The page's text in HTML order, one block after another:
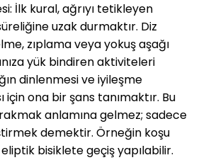
İlk kural, ağrıyı tetikleyen
uzak durmaktır. Diz
zıplama veya yokuş aşağı
yük bindiren aktiviteleri
dinlenmesi ve iyileşme
için ona bir şans tanımaktır. Bu
anlamına gelmez; sadece
demektir. Örneğin koşu
bisiklete geçiş yapılabilir.